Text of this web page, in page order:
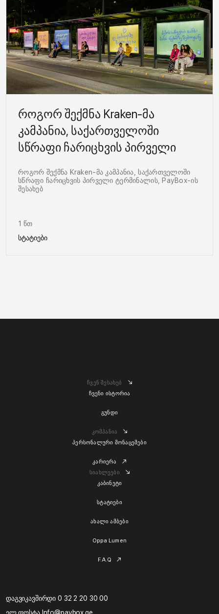
როგორ შექმნა Kraken-მა
კამპანია, საქართველოში
სწრაფი ჩარიცხვის პირველი
როგორ შექმნა Kraken-მა კამპანია, საქართველოში
სწრაფი ჩარიცხვის პირველი ტერმინალის, PayBox-ის
შესახებ
1 წთ
სტატიები
ჩვენ შესახებ
ჩვენი ისტორია
გუნდი
კომპანია
პერსონალური მონაცემები
კარიერა
სიახლეები
კაბინეტი
სტატიები
ახალი ამბები
Oppa Lumen
F.A.Q
დაგვიკავშირდი 0 32 2 20 30 00